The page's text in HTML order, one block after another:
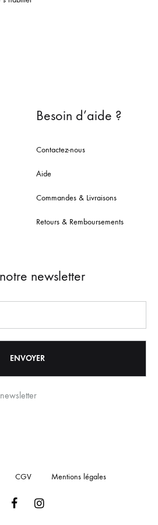
Besoin d’aide ?
Contactez-nous
Aide
Commandes & Livraisons
Retours & Remboursements
newsletter
CGV Mentions légales
FacebookInstagram